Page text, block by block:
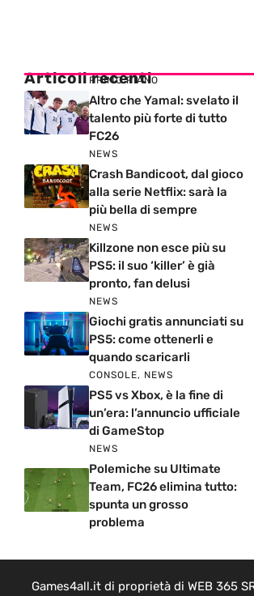
Articoli recenti
PRIMO PIANO
Altro che Yamal: svelato il
talento più forte di tutto
FC26
NEWS
Crash Bandicoot, dal gioco
alla serie Netflix: sarà la
più bella di sempre
NEWS
Killzone non esce più su
PS5: il suo ‘killer’ è già
pronto, fan delusi
NEWS
Giochi gratis annunciati su
PS5: come ottenerli e
quando scaricarli
CONSOLE, NEWS
PS5 vs Xbox, è la fine di
un’era: l’annuncio ufficiale
di GameStop
NEWS
Polemiche su Ultimate
Team, FC26 elimina tutto:
spunta un grosso
problema
Games4all.it di proprietà di WEB 365